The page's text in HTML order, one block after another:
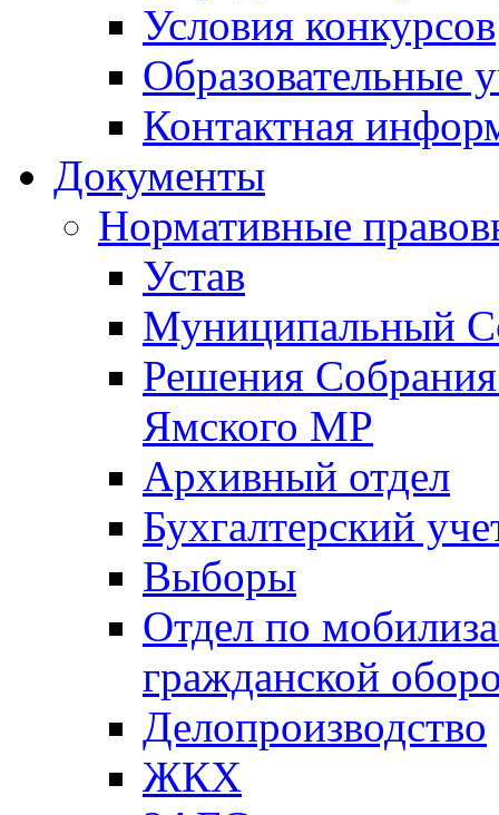
Условия конкурсов
Образовательные
Контактная
Документы
Нормативные
Устав
Муниципальный
Решения
Ямского МР
Архивный отдел
Бухгалтерский
Выборы
Отдел по
гражданской
Делопроизводство
ЖКХ